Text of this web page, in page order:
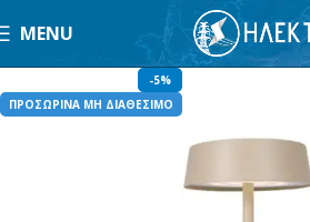
MENU
-5%
ΠΡΟΣΩΡΙΝΑ ΜΗ ΔΙΑΘΕΣΙΜΟ